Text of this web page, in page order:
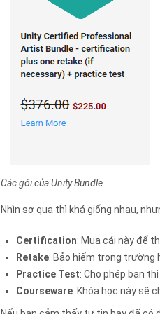
Các gói của UnityBundle
Nhìn sơ qua thì khá giống nhau,
Certification: Mua cái này để
Retake: Bảo hiểm trong trường
Practice Test: Cho phép bạn
Courseware: Khóa học này sẽ